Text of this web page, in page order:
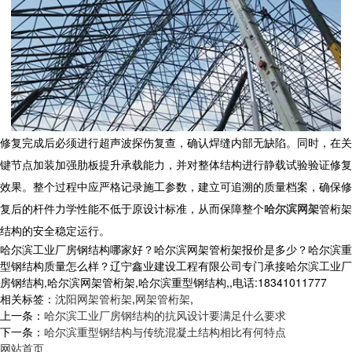
修复完成后必须进行超声波探伤复查，确认焊缝内部无缺陷。同时，在关
键节点加装加强肋板提升承载能力，并对整体结构进行静载试验验证修复
效果。整个过程中应严格记录施工参数，建立可追溯的质量档案，确保修
复后的杆件力学性能不低于原设计标准，从而保障整个哈尔滨网架管桁架
结构的安全稳定运行。
哈尔滨工业厂房钢结构哪家好？哈尔滨网架管桁架报价是多少？哈尔滨重
型钢结构质量怎么样？辽宁鑫业建设工程有限公司专门承接哈尔滨工业厂
房钢结构,哈尔滨网架管桁架,哈尔滨重型钢结构,,电话:18341011777
相关标签： 沈阳网架管桁架,网架管桁架,
上一条： 哈尔滨工业厂房钢结构的抗风设计要满足什么要求
下一条： 哈尔滨重型钢结构与传统混凝土结构相比有何特点
网站首页